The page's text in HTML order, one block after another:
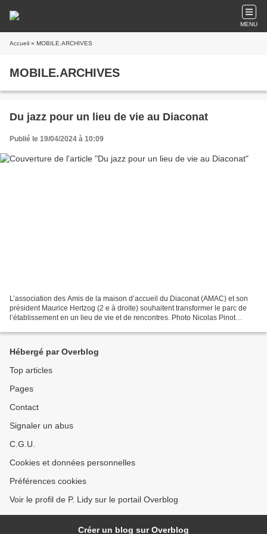
MENU
Accueil » MOBILE.ARCHIVES
MOBILE.ARCHIVES
Du jazz pour un lieu de vie au Diaconat
Publié le 19/04/2024 à 10:09
L’association des Amis de la maison d’accueil du Diaconat (AMAC) et son
président Maurice Hertzog (2 e à droite) souhaitent transformer le parc de
l’établissement en un lieu de vie et de rencontres. Photo Nicolas Pinot
Hébergé par Overblog
Top articles
Pages
Contact
Signaler un abus
C.G.U.
Cookies et données personnelles
Préférences cookies
Voir le profil de P. Lidy sur le portail Overblog
Créer un blog sur Overblog